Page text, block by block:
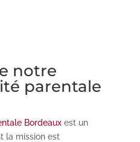
notre
parentale
Bordeauxest un
la mission est